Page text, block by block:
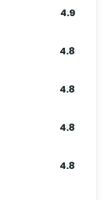
4.9
4.8
4.8
4.8
4.8